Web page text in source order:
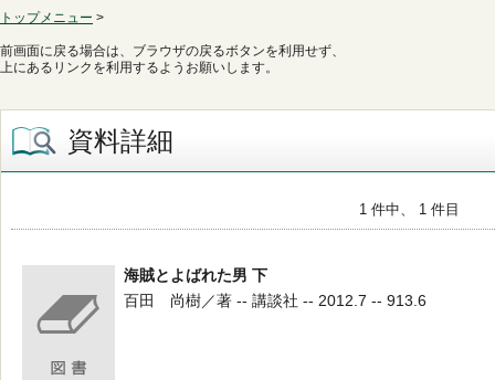
トップメニュー >
前画面に戻る場合は、ブラウザの戻るボタンを利用せず、
上にあるリンクを利用するようお願いします。
資料詳細
1 件中、 1 件目
海賊とよばれた男 下
百田 尚樹／著 -- 講談社 -- 2012.7 -- 913.6